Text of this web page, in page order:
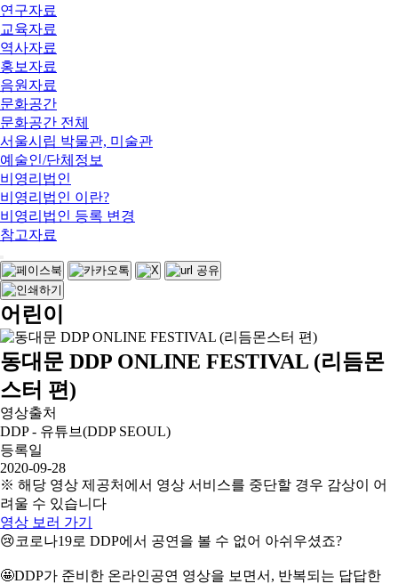
연구자료
교육자료
역사자료
홍보자료
음원자료
문화공간
문화공간 전체
서울시립 박물관, 미술관
예술인/단체정보
비영리법인
비영리법인 이란?
비영리법인 등록 변경
참고자료
어린이
동대문 DDP ONLINE FESTIVAL (리듬몬
스터 편)
영상출처
DDP - 유튜브(DDP SEOUL)
등록일
2020-09-28
※ 해당 영상 제공처에서 영상 서비스를 중단할 경우 감상이 어
려울 수 있습니다
영상 보러 가기
😢코로나19로 DDP에서 공연을 볼 수 없어 아쉬우셨죠?
🤩DDP가 준비한 온라인공연 영상을 보면서, 반복되는 답답한